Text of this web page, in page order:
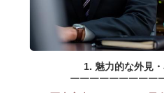
1. 魅力的な外見
￣￣￣￣￣￣￣￣￣